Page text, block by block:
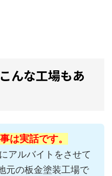
んな工場もあ
は実話です。
アルバイトをさせて
元の板金塗装工場で